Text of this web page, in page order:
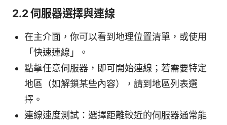
2.2 伺服器選擇與連線
在主介面，你可以看到地理位置清單，或使用
「快速連線」。
點擊任意伺服器，即可開始連線；若需要特定
地區（如解鎖某些內容），請到地區列表選
擇。
連線速度測試：選擇距離較近的伺服器通常能